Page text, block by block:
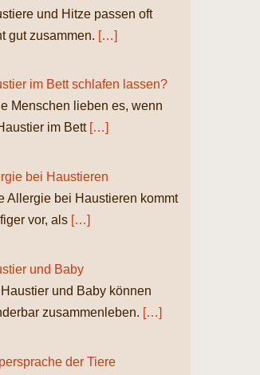
und Hitze passen oft
gut zusammen. […]
im Bett schlafen lassen?
Menschen lieben es, wenn
im Bett […]
bei Haustieren
Allergie bei Haustieren kommt
vor, als […]
und Baby
und Baby können
zusammenleben. […]
der Tiere